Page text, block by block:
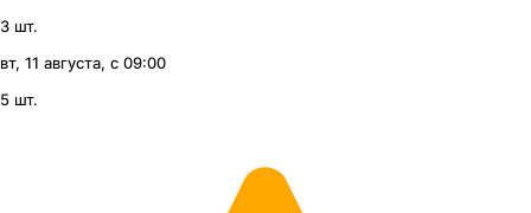
3 шт.
вт, 11 августа, с 09:00
5 шт.